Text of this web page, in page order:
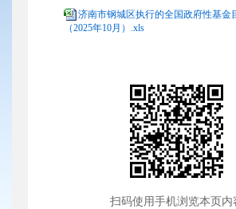
济南市钢城区执行的全国政府性基金
（2025年10月）.xls
扫码使用手机浏览本页内